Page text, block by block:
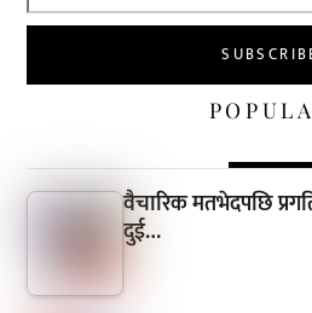
वैचारिक मतभेदपछि
दुई…